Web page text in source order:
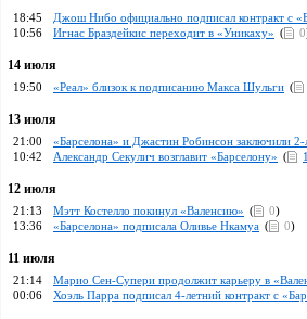
18:45 Джош Нибо официально подписал контракт с
10:56
Игнас Браздейкис переходит в «Уникаху» ( 0
14 июля
19:50 «Реал» близок к подписанию Макса Шульги (
13 июля
21:00 «Барселона» и Джастин Робинсон заключили 2-
10:42
Александр Секулич возглавит «Барселону» (
12 июля
21:13 Мэтт Костелло покинул «Валенсию» ( 0)
13:36
«Барселона» подписала Оливье Нкамуа ( 0)
11 июля
21:14 Марио Сен-Супери продолжит карьеру в
00:06
Хоэль Парра подписал 4-летний контракт с